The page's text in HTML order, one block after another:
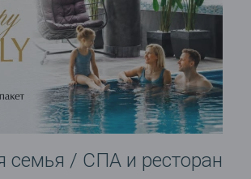
семья / СПА и ресторан